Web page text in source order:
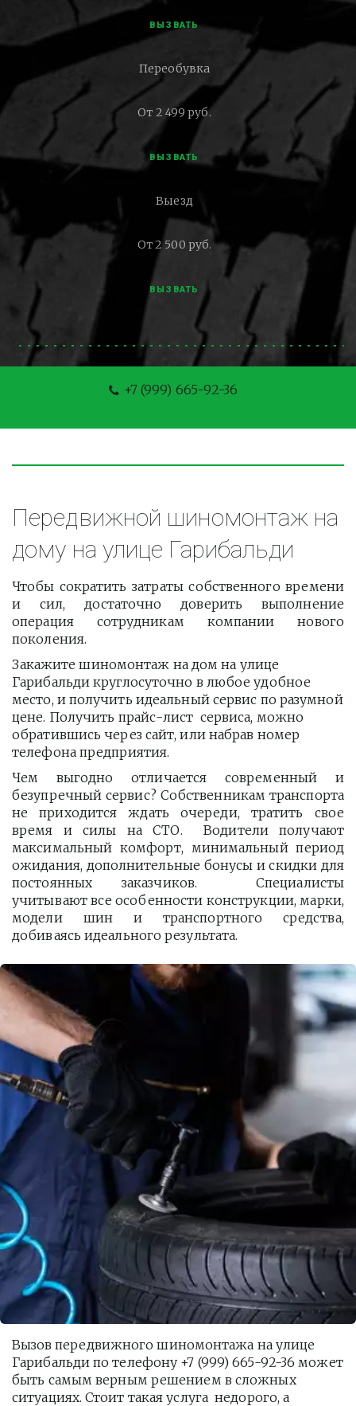
ВЫЗВАТЬ
Переобувка
От 2 499 руб.
ВЫЗВАТЬ
Выезд
От 2 500 руб.
ВЫЗВАТЬ
+7 (999) 665-92-36
Передвижной шиномонтаж на
дому на улице Гарибальди
Чтобы сократить затраты собственного времени
и сил, достаточно доверить выполнение
операция сотрудникам компании нового
поколения.
Закажите шиномонтаж на дом на улице
Гарибальди круглосуточно в любое удобное
место, и получить идеальный сервис по разумной
цене. Получить прайс-лист  сервиса, можно
обратившись через сайт, или набрав номер
телефона предприятия.
Чем выгодно отличается современный и
безупречный сервис? Собственникам транспорта
не приходится ждать очереди, тратить свое
время и силы на СТО. Водители получают
максимальный комфорт, минимальный период
ожидания, дополнительные бонусы и скидки для
постоянных заказчиков. Специалисты
учитывают все особенности конструкции, марки,
модели шин и транспортного средства,
добиваясь идеального результата.
Вызов передвижного шиномонтажа на улице
Гарибальди по телефону +7 (999) 665-92-36 может
быть самым верным решением в сложных
ситуациях. Стоит такая услуга  недорого, а